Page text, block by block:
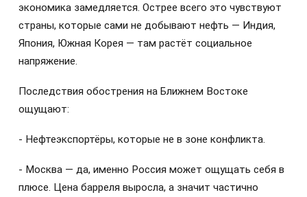
экономика замедляется. Острее всего это чувствуют
страны, которые сами не добывают нефть — Индия,
Япония, Южная Корея — там растёт социальное
напряжение.
Последствия обострения на Ближнем Востоке
ощущают:
- Нефтеэкспортёры, которые не в зоне конфликта.
- Москва — да, именно Россия может ощущать себя в
плюсе. Цена барреля выросла, а значит частично